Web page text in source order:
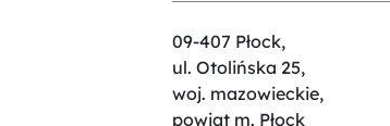
09-407 Płock,
ul. Otolińska 25,
woj. mazowieckie,
powiat m. Płock